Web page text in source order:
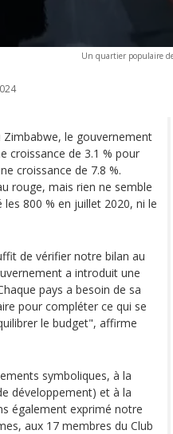
Un quartier populaire
Zimbabwe, le gouvernement
croissance de 3.1 % pour
croissance de 7.8 %.
rouge, mais rien ne semble
les 800 % en juillet 2020, ni le
de vérifier notre bilan au
a introduit une
pays a besoin de sa
pour compléter ce qui se
le budget", affirme
symboliques, à la
développement) et à la
également exprimé notre
aux 17 membres du Club